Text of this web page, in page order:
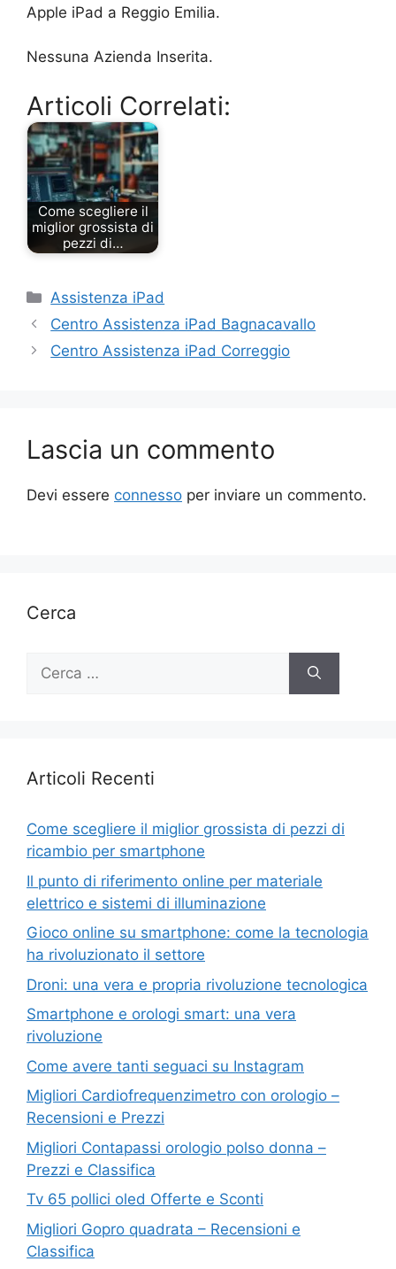
Apple iPad a Reggio Emilia.
Nessuna Azienda Inserita.
Articoli Correlati:
Come scegliere il
miglior grossista di
pezzi di…
Categorie
Assistenza iPad
Centro Assistenza iPad Bagnacavallo
Centro Assistenza iPad Correggio
Lascia un commento
Devi essere connesso per inviare un commento.
Cerca
Ricerca
Articoli Recenti
Come scegliere il miglior grossista di pezzi di
ricambio per smartphone
Il punto di riferimento online per materiale
elettrico e sistemi di illuminazione
Gioco online su smartphone: come la tecnologia
ha rivoluzionato il settore
Droni: una vera e propria rivoluzione tecnologica
Smartphone e orologi smart: una vera
rivoluzione
Come avere tanti seguaci su Instagram
Migliori Cardiofrequenzimetro con orologio –
Recensioni e Prezzi
Migliori Contapassi orologio polso donna –
Prezzi e Classifica
Tv 65 pollici oled Offerte e Sconti
Migliori Gopro quadrata – Recensioni e
Classifica